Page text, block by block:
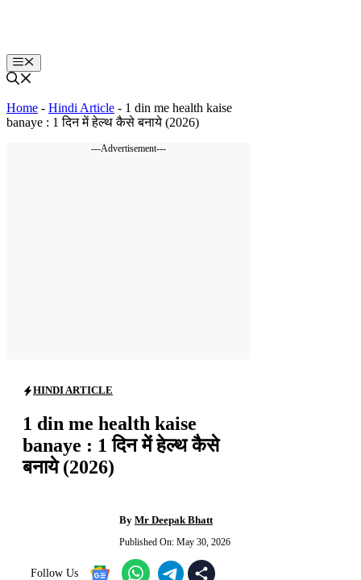
Menu
Home - Hindi Article - 1 din me health kaise
banaye : 1 दिन में हेल्थ कैसे बनाये (2026)
---Advertisement---
HINDI ARTICLE
1 din me health kaise
banaye : 1 दिन में हेल्थ कैसे
बनाये (2026)
By Mr Deepak Bhatt
Published On: May 30, 2026
Follow Us